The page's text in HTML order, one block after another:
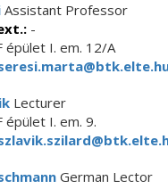
Assistant Professor
-
épület I. em. 12/A
Lecturer
épület I. em. 9.
German Lector